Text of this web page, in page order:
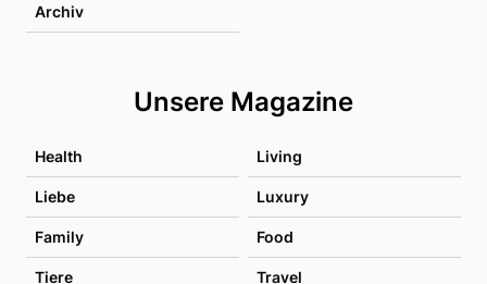
Archiv
Unsere Magazine
Health Living
Liebe Luxury
Family Food
Tiere Travel